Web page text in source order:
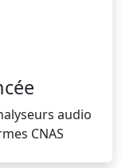
audio
CNAS